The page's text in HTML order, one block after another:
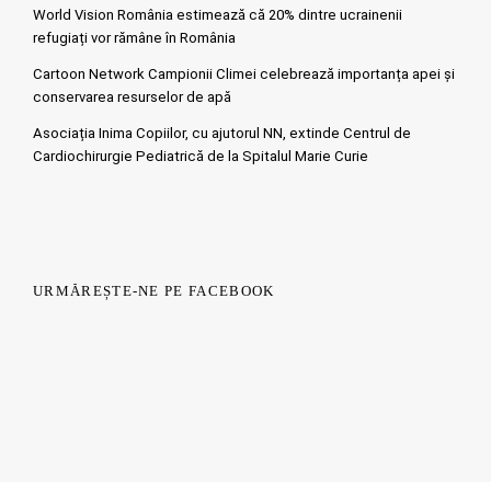
World Vision România estimează că 20% dintre ucrainenii
refugiați vor rămâne în România
Cartoon Network Campionii Climei celebrează importanța apei și
conservarea resurselor de apă
Asociația Inima Copiilor, cu ajutorul NN, extinde Centrul de
Cardiochirurgie Pediatrică de la Spitalul Marie Curie
URMĂREȘTE-NE PE FACEBOOK